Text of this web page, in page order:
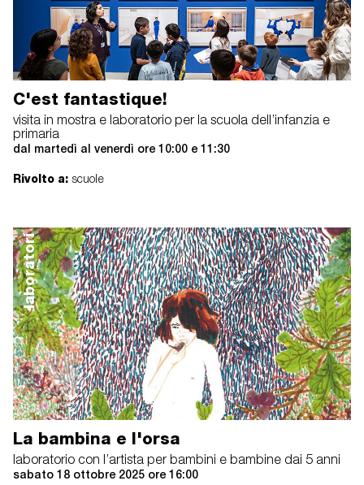
C'est fantastique!
visita in mostra e laboratorio per la scuola dell’infanzia e
primaria
dal martedì al venerdì ore 10:00 e 11:30
Rivolto a: scuole
laboratori
La bambina e l'orsa
laboratorio con l’artista per bambini e bambine dai 5 anni
sabato 18 ottobre 2025 ore 16:00